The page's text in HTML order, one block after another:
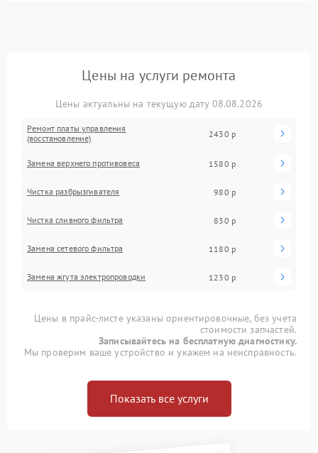
Цены на услуги ремонта
Цены актуальны на текущую дату 08.08.2026
Ремонт платы управления
(восстановление)
2430 р
Замена верхнего противовеса 1580 р
Чистка разбрызгивателя 980 р
Чистка сливного фильтра 830 р
Замена сетевого фильтра 1180 р
Замена жгута электропроводки 1230 р
Цены в прайс-листе указаны ориентировочные, без учета
стоимости запчастей.
Записывайтесь на бесплатную диагностику.
Мы проверим ваше устройство и укажем на неисправность.
Показать все услуги